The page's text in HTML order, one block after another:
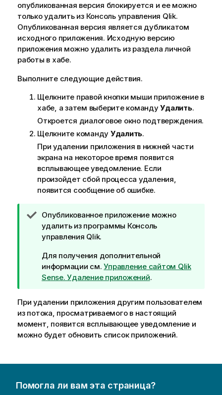
ч
а
н
и
е
к
н
о
р
м
а
ц
и
и
опубликованная версия блокируется и ее можно
только удалить из Консоль управления Qlik.
Опубликованная версия является дубликатом
исходного приложения. Исходную версию
приложения можно удалить из раздела личной
работы в хабе.
Выполните следующие действия.
Щелкните правой кнопки мыши приложение в
хабе, а затем выберите командуУдалить.
Откроется диалоговое окно подтверждения.
Щелкните команду Удалить.
При удалении приложения в нижней части
экрана на некоторое время появится
всплывающее уведомление. Если
произойдет сбой процесса удаления,
появится сообщение об ошибке.
П
р
и
е
ч
а
и
е
к
п
а
Опубликованное приложение можно
удалить из программы Консоль
управления Qlik.
Для получения дополнительной
информации см.Управление сайтом Qlik
Sense. Удаление приложений.
При удалении приложения другим пользователем
из потока, просматриваемого в настоящий
момент, появится всплывающее уведомление и
можно будет обновить список приложений.
Помогла ли вам эта страница?